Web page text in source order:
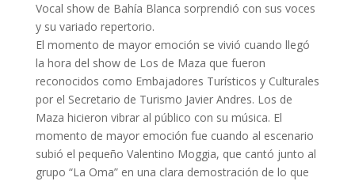
Vocal show de Bahía Blanca sorprendió con sus voces
y su variado repertorio.
El momento de mayor emoción se vivió cuando llegó
la hora del show de Los de Maza que fueron
reconocidos como Embajadores Turísticos y Culturales
por el Secretario de Turismo Javier Andres. Los de
Maza hicieron vibrar al público con su música. El
momento de mayor emoción fue cuando al escenario
subió el pequeño Valentino Moggia, que cantó junto al
grupo “La Oma” en una clara demostración de lo que